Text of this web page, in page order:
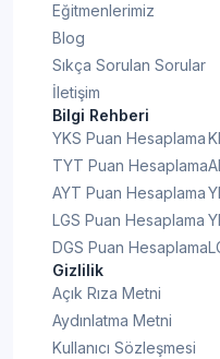
Eğitmenlerimiz
Blog
Sıkça Sorulan Sorular
İletişim
Bilgi Rehberi
YKS Puan Hesaplama
TYT Puan Hesaplama
AYT Puan Hesaplama
LGS Puan Hesaplama
DGS Puan Hesaplama
Gizlilik
Açık Rıza Metni
Aydınlatma Metni
Kullanıcı Sözleşmesi